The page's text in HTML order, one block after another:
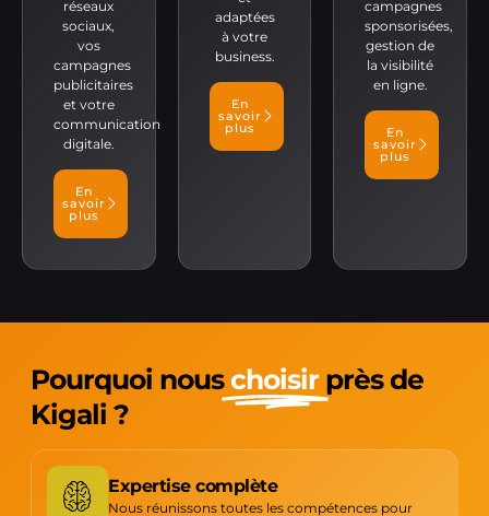
réseaux
sociaux,
vos
campagnes
publicitaires
et votre
communication
digitale.
En
savoir
plus
adaptées
à votre
business.
En
savoir
plus
campagnes
sponsorisées,
gestion de
la visibilité
en ligne.
En
savoir
plus
Pourquoi nouschoisir près de
Kigali ?
Expertise complète
Nous réunissons toutes les compétences pour